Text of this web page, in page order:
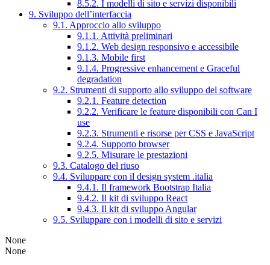
8.5.2. I modelli di sito e servizi disponibili
9. Sviluppo dell’interfaccia
9.1. Approccio allo sviluppo
9.1.1. Attività preliminari
9.1.2. Web design responsivo e accessibile
9.1.3. Mobile first
9.1.4. Progressive enhancement e Graceful
degradation
9.2. Strumenti di supporto allo sviluppo del software
9.2.1. Feature detection
9.2.2. Verificare le feature disponibili con Can I
use
9.2.3. Strumenti e risorse per CSS e JavaScript
9.2.4. Supporto browser
9.2.5. Misurare le prestazioni
9.3. Catalogo del riuso
9.4. Sviluppare con il design system .italia
9.4.1. Il framework Bootstrap Italia
9.4.2. Il kit di sviluppo React
9.4.3. Il kit di sviluppo Angular
9.5. Sviluppare con i modelli di sito e servizi
None
None